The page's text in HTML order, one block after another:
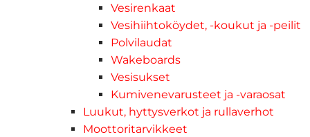
Vesirenkaat
Vesihiihtoköydet, -koukut ja -peilit
Polvilaudat
Wakeboards
Vesisukset
Kumivenevarusteet ja -varaosat
Luukut, hyttysverkot ja rullaverhot
Moottoritarvikkeet